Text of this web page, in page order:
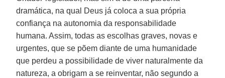
dramática, na qual Deus já coloca a sua própria
confiança na autonomia da responsabilidade
humana. Assim, todas as escolhas graves, novas e
urgentes, que se põem diante de uma humanidade
que perdeu a possibilidade de viver naturalmente da
natureza, a obrigam a se reinventar, não segundo a